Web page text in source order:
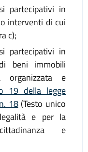
partecipativi in
interventi di cui
c);
partecipativi in
beni immobili
organizzata e
19 della legge
18(Testo unico
e per la
e